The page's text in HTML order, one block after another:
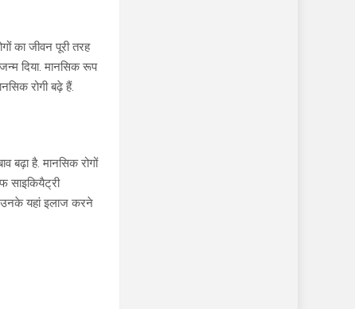
का जीवन पूरी तरह
दिया. मानसिक रूप
रोगी बढ़े हैं.
बढ़ा है. मानसिक रोगों
साइकियैट्री
यहां इलाज करने